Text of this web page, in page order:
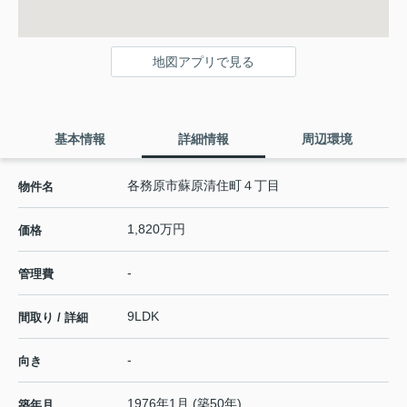
地図アプリで見る
基本情報 詳細情報 周辺環境
物件名 各務原市蘇原清住町４丁目
価格 1,820万円
管理費 -
間取り / 詳細 9LDK
向き -
1976年1月 (築50年)